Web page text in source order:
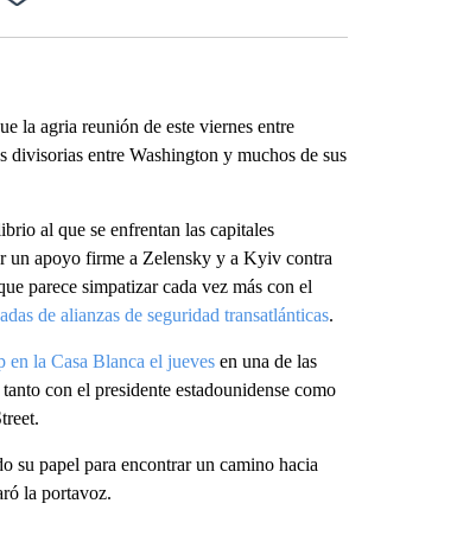
la agria reunión de este viernes entre
entre Washington y muchos de sus
al que se enfrentan las capitales
un apoyo firme a Zelensky y a Kyiv contra
parece simpatizar cada vez más con el
de alianzas de seguridad transatlánticas.
en la Casa Blanca el juevesen una de las
con el presidente estadounidense como
su papel para encontrar un camino hacia
la portavoz.